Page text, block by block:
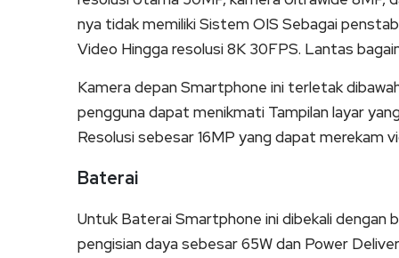
nya tidak memiliki Sistem OIS Sebagai
Video Hingga resolusi 8K 30FPS. Lantas
Kamera depan Smartphone ini terletak
pengguna dapat menikmati Tampilan layar
Resolusi sebesar 16MP yang dapat merekam
Baterai
Untuk Baterai Smartphone ini dibekali
pengisian daya sebesar 65W dan Power